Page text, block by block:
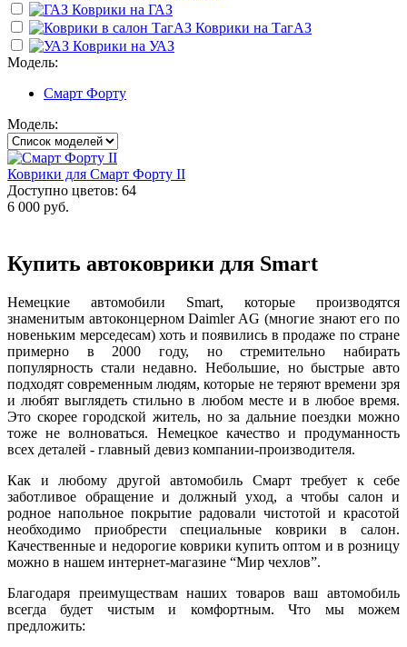
Коврики на ГАЗ
Коврики на ТагАЗ
Коврики на УАЗ
Модель:
Смарт Форту
Модель:
Коврики для Смарт Форту II
Доступно цветов: 64
6 000 руб.
Купить автоковрики для Smart
Немецкие автомобили Smart, которые производятся
знаменитым автоконцерном Daimler AG (многие знают его по
новеньким мерседесам) хоть и появились в продаже по стране
примерно в 2000 году, но стремительно набирать
популярность стали недавно. Небольшие, но быстрые авто
подходят современным людям, которые не теряют времени зря
и любят выглядеть стильно в любом месте и в любое время.
Это скорее городской житель, но за дальние поездки можно
тоже не волноваться. Немецкое качество и продуманность
всех деталей - главный девиз компании-производителя.
Как и любому другой автомобиль Смарт требует к себе
заботливое обращение и должный уход, а чтобы салон и
родное напольное покрытие радовали чистотой и красотой
необходимо приобрести специальные коврики в салон.
Качественные и недорогие коврики купить оптом и в розницу
можно в нашем интернет-магазине “Мир чехлов”.
Благодаря преимуществам наших товаров ваш автомобиль
всегда будет чистым и комфортным. Что мы можем
предложить: